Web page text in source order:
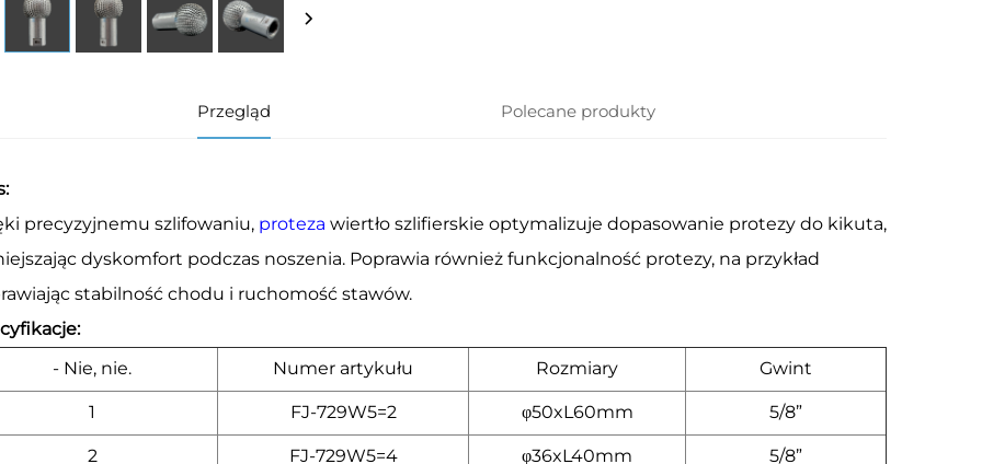
Przegląd Polecane produkty
precyzyjnemu szlifowaniu, proteza wiertło szlifierskie optymalizuje dopasowanie protezy do kikuta,
dyskomfort podczas noszenia. Poprawia również funkcjonalność protezy, na przykład
stabilność chodu i ruchomość stawów.
- Nie, nie.
Numer artykułu Rozmiary Gwint
1 FJ-729W5=2 φ50xL60mm 5/8”
2 FJ-729W5=4 φ36xL40mm 5/8”